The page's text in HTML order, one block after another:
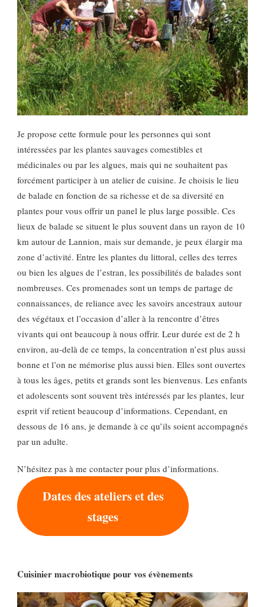
Je propose cette formule pour les personnes qui sont
intéressées par les plantes sauvages comestibles et
médicinales ou par les algues, mais qui ne souhaitent pas
forcément participer à un atelier de cuisine. Je choisis le lieu
de balade en fonction de sa richesse et de sa diversité en
plantes pour vous offrir un panel le plus large possible. Ces
lieux de balade se situent le plus souvent dans un rayon de 10
km autour de Lannion, mais sur demande, je peux élargir ma
zone d’activité. Entre les plantes du littoral, celles des terres
ou bien les algues de l’estran, les possibilités de balades sont
nombreuses. Ces promenades sont un temps de partage de
connaissances, de reliance avec les savoirs ancestraux autour
des végétaux et l’occasion d’aller à la rencontre d’êtres
vivants qui ont beaucoup à nous offrir. Leur durée est de 2 h
environ, au-delà de ce temps, la concentration n’est plus aussi
bonne et l’on ne mémorise plus aussi bien. Elles sont ouvertes
à tous les âges, petits et grands sont les bienvenus. Les enfants
et adolescents sont souvent très intéressés par les plantes, leur
esprit vif retient beaucoup d’informations. Cependant, en
dessous de 16 ans, je demande à ce qu’ils soient accompagnés
par un adulte.
N’hésitez pas à me contacter pour plus d’informations.
Dates des ateliers et des
stages
Cuisinier macrobiotique pour vos évènements